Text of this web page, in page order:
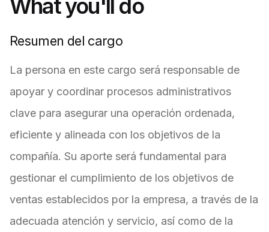
What you'll do
Resumen del cargo
La persona en este cargo será responsable de
apoyar y coordinar procesos administrativos
clave para asegurar una operación ordenada,
eficiente y alineada con los objetivos de la
compañía. Su aporte será fundamental para
gestionar el cumplimiento de los objetivos de
ventas establecidos por la empresa, a través de la
adecuada atención y servicio, así como de la